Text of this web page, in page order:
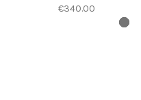
€340.00